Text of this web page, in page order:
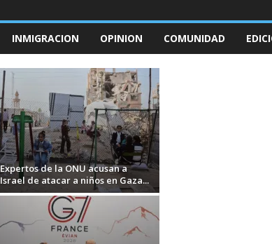
INMIGRACION OPINION COMUNIDAD
Expertos de la ONU acusan a
Israel de atacar a niños en Gaza...